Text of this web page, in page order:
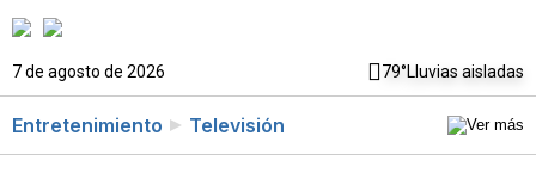
7 de agosto de 2026 79°Lluvias aisladas
Entretenimiento Televisión